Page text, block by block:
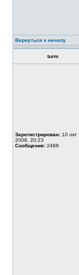
Вернуться к началу
turm
Зарегистрирован: 10 окт
2008, 20:23
Сообщения: 2468